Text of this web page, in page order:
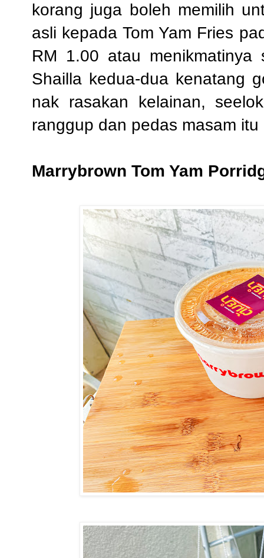
korang juga boleh memilih
asli kepada Tom Yam Fries
RM 1.00 atau
Shailla kedua-dua kenatang
nak rasakan kelainan,
ranggup dan pedas masam
Marrybrown Tom Yam